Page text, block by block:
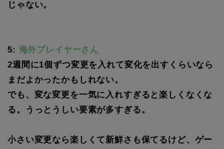
じゃない。
5: 海外プレイヤーさん
2週間に1個ずつ変更を入れて変化を出すくらいなら
まだよかったかもしれない。
でも、変な変更を一気に入れすぎると楽しくなくな
る。うっとうしい要素が多すぎる。
小さい変更なら楽しくて新鮮さも保てるけど、ゲー